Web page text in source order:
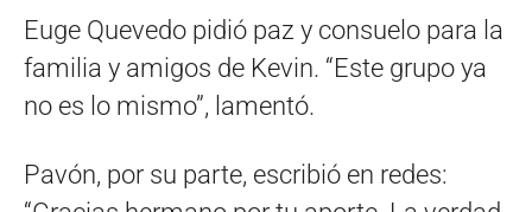
Euge Quevedo pidió paz y consuelo para la
familia y amigos de Kevin. “Este grupo ya
no es lo mismo”, lamentó.
Pavón, por su parte, escribió en redes: